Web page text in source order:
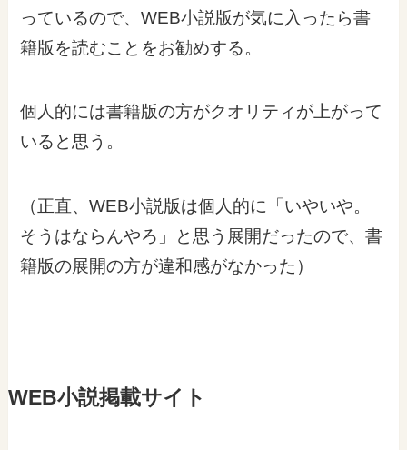
っているので、WEB小説版が気に入ったら書
籍版を読むことをお勧めする。
個人的には書籍版の方がクオリティが上がって
いると思う。
（正直、WEB小説版は個人的に「いやいや。
そうはならんやろ」と思う展開だったので、書
籍版の展開の方が違和感がなかった）
WEB小説掲載サイト